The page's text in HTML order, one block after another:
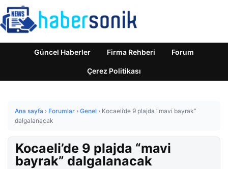
Güncel Haberler Firma Rehberi Forum
Çerez Politikası
Ana sayfa › Forumlar › Genel › Kocaeli’de 9 plajda “mavi bayrak”
dalgalanacak
Kocaeli’de 9 plajda “mavi
bayrak” dalgalanacak